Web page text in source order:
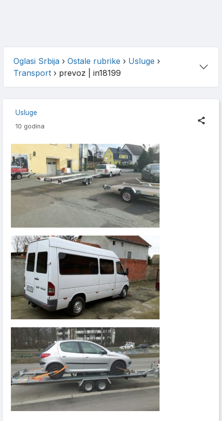
Oglasi Srbija › Ostale rubrike › Usluge ›
Transport › prevoz | in18199
Usluge
10 godina